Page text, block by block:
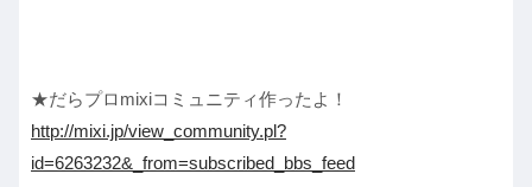
★だらプロmixiコミュニティ作ったよ！
http://mixi.jp/view_community.pl?
id=6263232&_from=subscribed_bbs_feed